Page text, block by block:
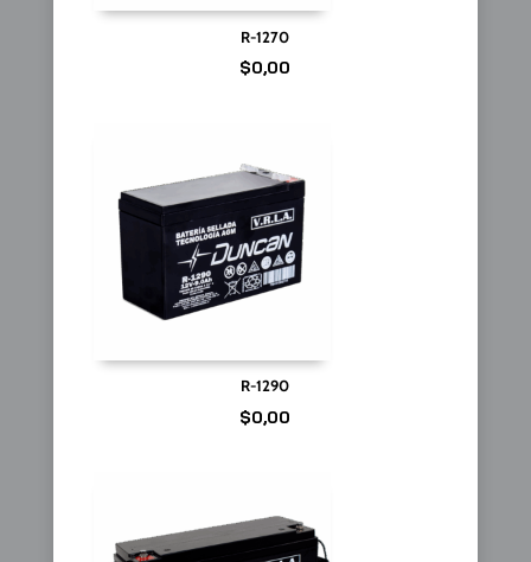
R-1270
$0,00
R-1290
$0,00